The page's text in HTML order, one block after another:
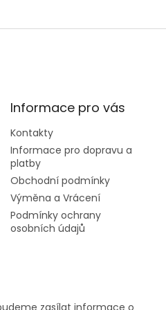
Informace pro vás
Kontakty
Informace pro dopravu a
platby
Obchodní podmínky
Výměna a Vrácení
Podmínky ochrany
osobních údajů
zasílat informace o